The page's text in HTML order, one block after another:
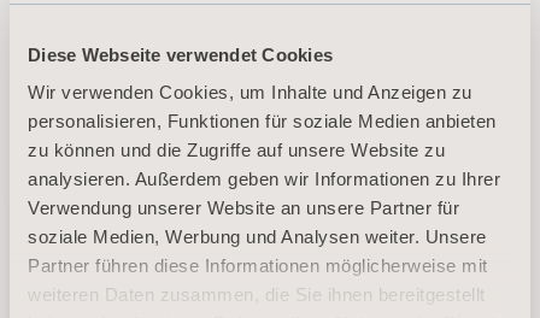
Diese Webseite verwendet Cookies
Wir verwenden Cookies, um Inhalte und Anzeigen zu
personalisieren, Funktionen für soziale Medien anbieten
zu können und die Zugriffe auf unsere Website zu
analysieren. Außerdem geben wir Informationen zu Ihrer
Verwendung unserer Website an unsere Partner für
soziale Medien, Werbung und Analysen weiter. Unsere
Partner führen diese Informationen möglicherweise mit
weiteren Daten zusammen, die Sie ihnen bereitgestellt
Angebot einholen
Kontaktieren Sie
unser Support-Team